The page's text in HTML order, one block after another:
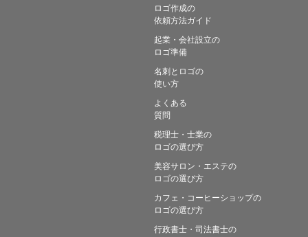
ロゴ作成の
依頼方法ガイド
起業・会社設立の
ロゴ準備
名刺とロゴの
使い方
よくある
質問
税理士・士業の
ロゴの選び方
美容サロン・エステの
ロゴの選び方
カフェ・コーヒーショップの
ロゴの選び方
行政書士・司法書士の